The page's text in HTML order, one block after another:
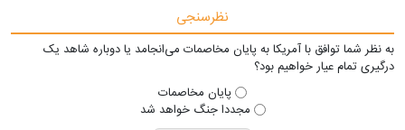
نظرسنجی
به نظر شما توافق با آمریکا به پایان مخاصمات می‌انجامد یا دوباره شاهد یک
درگیری تمام عیار خواهیم بود؟
پایان مخاصمات
مجددا جنگ خواهد شد